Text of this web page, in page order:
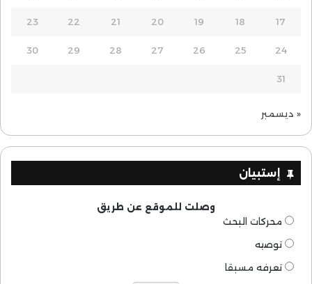
17
18
19
20
21
22
23
24
25
26
27
28
29
30
31
« ديسمبر
إستبيان
وصلت للموقع عن طريق
محركات البحث
توصيه
تعرفه مسبقا